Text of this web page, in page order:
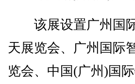
该展设置广州国际
天展览会、广州国际
览会、中国(广州)国